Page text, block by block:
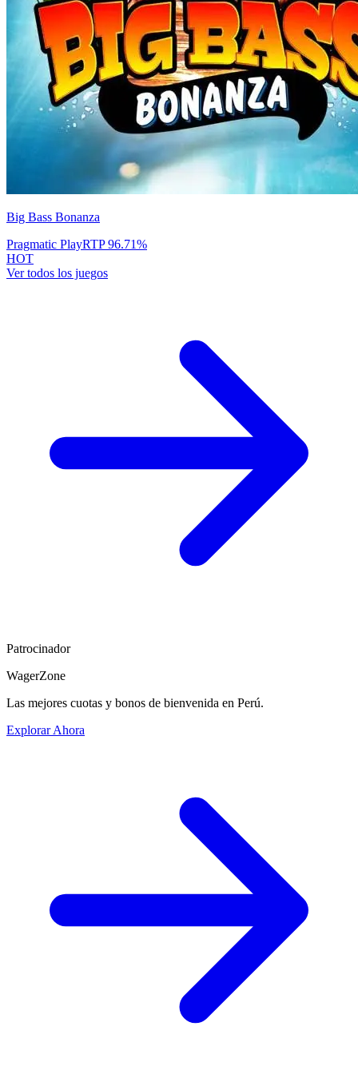
Big Bass Bonanza
Pragmatic PlayRTP96.71%
HOT
Ver todos los juegos
Patrocinador
WagerZone
Las mejores cuotas y bonos de bienvenida en Perú.
Explorar Ahora